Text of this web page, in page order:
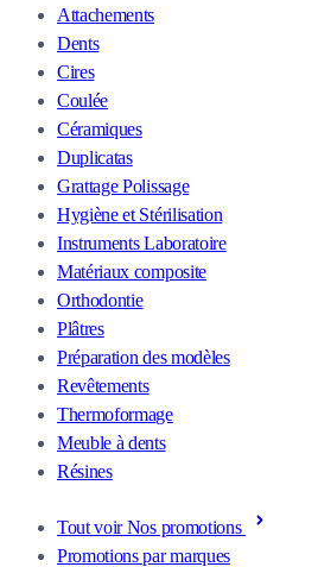
Attachements
Dents
Cires
Coulée
Céramiques
Duplicatas
Grattage Polissage
Hygiène et Stérilisation
Instruments Laboratoire
Matériaux composite
Orthodontie
Plâtres
Préparation des modèles
Revêtements
Thermoformage
Meuble à dents
Résines
Tout voir Nos promotions
Promotions par marques